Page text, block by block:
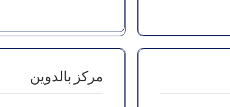
مركز بالدوين